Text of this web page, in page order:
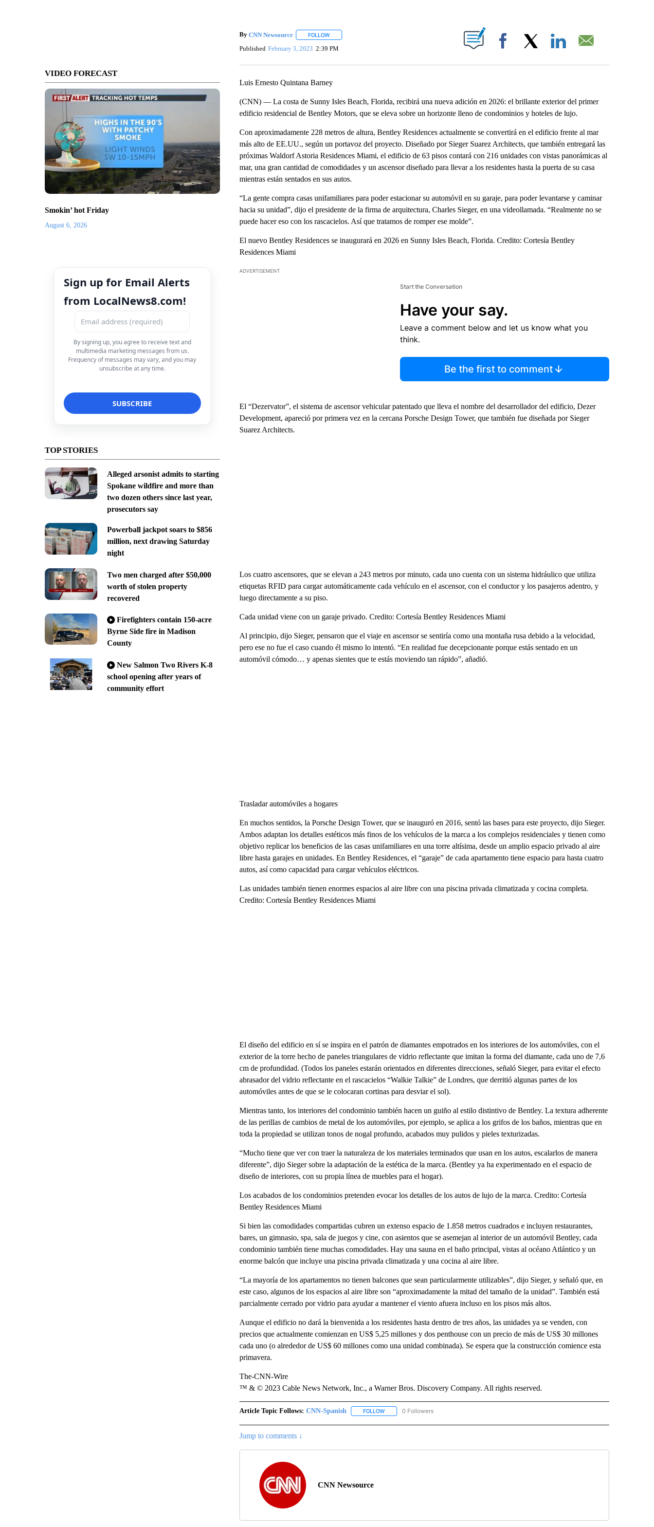
VIDEO FORECAST
Smokin’ hot Friday
August 6, 2026
Sign up for Email Alerts
from LocalNews8.com!
By signing up, you agree to receive text and
multimedia marketing messages from us.
Frequency of messages may vary, and you may
unsubscribe at any time.
TOP STORIES
Alleged arsonist admits to starting
Spokane wildfire and more than
two dozen others since last year,
prosecutors say
Powerball jackpot soars to $856
million, next drawing Saturday
night
Two men charged after $50,000
worth of stolen property
recovered
Firefighters contain 150-acre
Byrne Side fire in Madison
County
New Salmon Two Rivers K-8
school opening after years of
community effort
By CNN Newsource FOLLOWFOLLOW "" TO RECEIVE NOTIFICATIONS ABOUT NEW PAGES ON "".
Published February 3, 2023 2:39 PM Facebook
Luis Ernesto Quintana Barney
(CNN) — La costa de Sunny Isles Beach, Florida, recibirá una nueva adición en 2026: el brillante exterior del primer
edificio residencial de Bentley Motors, que se eleva sobre un horizonte lleno de condominios y hoteles de lujo.
Con aproximadamente 228 metros de altura, Bentley Residences actualmente se convertirá en el edificio frente al mar
más alto de EE.UU., según un portavoz del proyecto. Diseñado por Sieger Suarez Architects, que también entregará las
próximas Waldorf Astoria Residences Miami, el edificio de 63 pisos contará con 216 unidades con vistas panorámicas al
mar, una gran cantidad de comodidades y un ascensor diseñado para llevar a los residentes hasta la puerta de su casa
mientras están sentados en sus autos.
“La gente compra casas unifamiliares para poder estacionar su automóvil en su garaje, para poder levantarse y caminar
hacia su unidad”, dijo el presidente de la firma de arquitectura, Charles Sieger, en una videollamada. “Realmente no se
puede hacer eso con los rascacielos. Así que tratamos de romper ese molde”.
El nuevo Bentley Residences se inaugurará en 2026 en Sunny Isles Beach, Florida. Credito: Cortesía Bentley
Residences Miami
ADVERTISEMENT
Start the Conversation
Have your say.
Leave a comment below and let us know what you
think.
Be the first to comment
El “Dezervator”, el sistema de ascensor vehicular patentado que lleva el nombre del desarrollador del edificio, Dezer
Development, apareció por primera vez en la cercana Porsche Design Tower, que también fue diseñada por Sieger
Suarez Architects.
Los cuatro ascensores, que se elevan a 243 metros por minuto, cada uno cuenta con un sistema hidráulico que utiliza
etiquetas RFID para cargar automáticamente cada vehículo en el ascensor, con el conductor y los pasajeros adentro, y
luego directamente a su piso.
Cada unidad viene con un garaje privado. Credito: Cortesía Bentley Residences Miami
Al principio, dijo Sieger, pensaron que el viaje en ascensor se sentiría como una montaña rusa debido a la velocidad,
pero ese no fue el caso cuando él mismo lo intentó. “En realidad fue decepcionante porque estás sentado en un
automóvil cómodo… y apenas sientes que te estás moviendo tan rápido”, añadió.
Trasladar automóviles a hogares
En muchos sentidos, la Porsche Design Tower, que se inauguró en 2016, sentó las bases para este proyecto, dijo Sieger.
Ambos adaptan los detalles estéticos más finos de los vehículos de la marca a los complejos residenciales y tienen como
objetivo replicar los beneficios de las casas unifamiliares en una torre altísima, desde un amplio espacio privado al aire
libre hasta garajes en unidades. En Bentley Residences, el “garaje” de cada apartamento tiene espacio para hasta cuatro
autos, así como capacidad para cargar vehículos eléctricos.
Las unidades también tienen enormes espacios al aire libre con una piscina privada climatizada y cocina completa.
Credito: Cortesía Bentley Residences Miami
El diseño del edificio en sí se inspira en el patrón de diamantes empotrados en los interiores de los automóviles, con el
exterior de la torre hecho de paneles triangulares de vidrio reflectante que imitan la forma del diamante, cada uno de 7,6
cm de profundidad. (Todos los paneles estarán orientados en diferentes direcciones, señaló Sieger, para evitar el efecto
abrasador del vidrio reflectante en el rascacielos “Walkie Talkie” de Londres, que derritió algunas partes de los
automóviles antes de que se le colocaran cortinas para desviar el sol).
Mientras tanto, los interiores del condominio también hacen un guiño al estilo distintivo de Bentley. La textura adherente
de las perillas de cambios de metal de los automóviles, por ejemplo, se aplica a los grifos de los baños, mientras que en
toda la propiedad se utilizan tonos de nogal profundo, acabados muy pulidos y pieles texturizadas.
“Mucho tiene que ver con traer la naturaleza de los materiales terminados que usan en los autos, escalarlos de manera
diferente”, dijo Sieger sobre la adaptación de la estética de la marca. (Bentley ya ha experimentado en el espacio de
diseño de interiores, con su propia línea de muebles para el hogar).
Los acabados de los condominios pretenden evocar los detalles de los autos de lujo de la marca. Credito: Cortesía
Bentley Residences Miami
Si bien las comodidades compartidas cubren un extenso espacio de 1.858 metros cuadrados e incluyen restaurantes,
bares, un gimnasio, spa, sala de juegos y cine, con asientos que se asemejan al interior de un automóvil Bentley, cada
condominio también tiene muchas comodidades. Hay una sauna en el baño principal, vistas al océano Atlántico y un
enorme balcón que incluye una piscina privada climatizada y una cocina al aire libre.
“La mayoría de los apartamentos no tienen balcones que sean particularmente utilizables”, dijo Sieger, y señaló que, en
este caso, algunos de los espacios al aire libre son “aproximadamente la mitad del tamaño de la unidad”. También está
parcialmente cerrado por vidrio para ayudar a mantener el viento afuera incluso en los pisos más altos.
Aunque el edificio no dará la bienvenida a los residentes hasta dentro de tres años, las unidades ya se venden, con
precios que actualmente comienzan en US$ 5,25 millones y dos penthouse con un precio de más de US$ 30 millones
cada uno (o alrededor de US$ 60 millones como una unidad combinada). Se espera que la construcción comience esta
primavera.
The-CNN-Wire
™ & © 2023 Cable News Network, Inc., a Warner Bros. Discovery Company. All rights reserved.
Article Topic Follows: CNN-Spanish FOLLOWFOLLOW "CNN-SPANISH" TO RECEIVE NOTIFICATIONS ABOUT NEW PAGES ON "CNN-SPANISH".
0 Followers
Jump to comments ↓
CNN Newsource